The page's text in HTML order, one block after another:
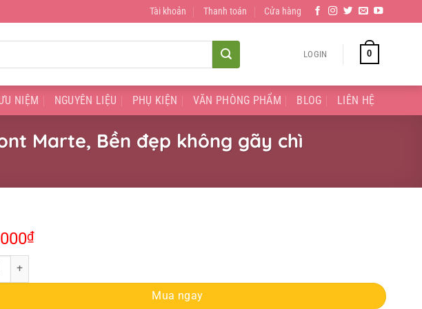
Tài khoản Thanh toán Cửa hàng
LOGIN 0
NIỆM NGUYÊN LIỆU PHỤ KIỆN VĂN PHÒNG PHẨM BLOG LIÊN HỆ
Marte, Bền đẹp không gãy chì
₫
Chì Vẽ Graphite Signature 12pc Mont Marte, Bền đẹp không gãy chì quantity
Mua ngay